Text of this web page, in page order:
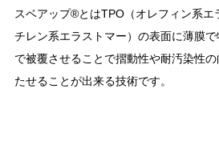
スベアップ®とはTPO（オレフィン系エ
チレン系エラストマー）の表面に薄膜
で被覆させることで摺動性や耐汚染性
たせることが出来る技術です。